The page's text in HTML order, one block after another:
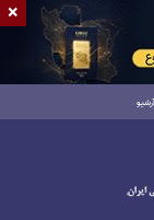
آرشیو
×